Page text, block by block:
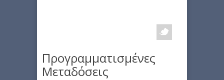
Προγραμματισμένες
Μεταδόσεις